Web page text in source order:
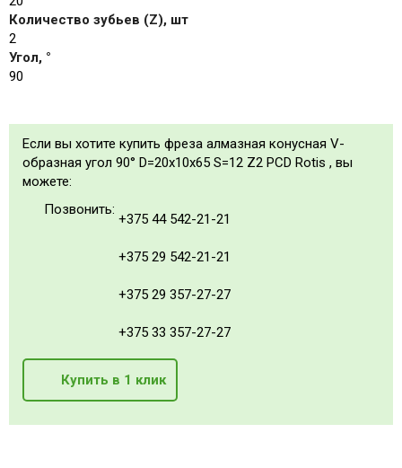
Количество зубьев (Z), шт
2
Угол, °
90
Если вы хотите купить фреза алмазная конусная V-
образная угол 90° D=20x10x65 S=12 Z2 PCD Rotis , вы
можете:
Позвонить:
+375 44 542-21-21
+375 29 542-21-21
+375 29 357-27-27
+375 33 357-27-27
Купить в 1 клик